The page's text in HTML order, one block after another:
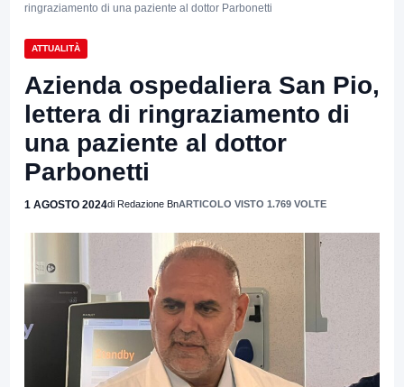
ringraziamento di una paziente al dottor Parbonetti
ATTUALITÀ
Azienda ospedaliera San Pio,
lettera di ringraziamento di
una paziente al dottor
Parbonetti
1 AGOSTO 2024di Redazione BnARTICOLO VISTO 1.769 VOLTE